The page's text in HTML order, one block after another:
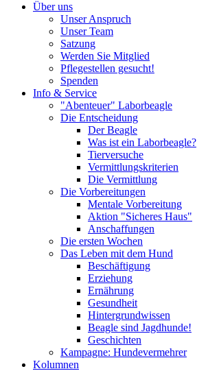
Über uns
Unser Anspruch
Unser Team
Satzung
Werden Sie Mitglied
Pflegestellen gesucht!
Spenden
Info & Service
"Abenteuer" Laborbeagle
Die Entscheidung
Der Beagle
Was ist ein Laborbeagle?
Tierversuche
Vermittlungskriterien
Die Vermittlung
Die Vorbereitungen
Mentale Vorbereitung
Aktion "Sicheres Haus"
Anschaffungen
Die ersten Wochen
Das Leben mit dem Hund
Beschäftigung
Erziehung
Ernährung
Gesundheit
Hintergrundwissen
Beagle sind Jagdhunde!
Geschichten
Kampagne: Hundevermehrer
Kolumnen